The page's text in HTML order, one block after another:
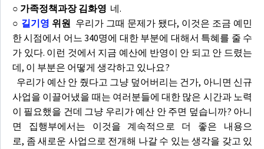
○ 가족정책과장 김화영 네.
○ 길기영 위원 우리가 그때 문제가 됐다, 이것은 조금 예민
한 시점에서 어느 340명에 대한 부분에 대해서 특혜를 줄 수
가 있다. 이런 것에서 지금 예산에 반영이 안 되고 안 드렸는
데, 이 부분은 어떻게 생각하고 있나요?
우리가 예산 안 줬다고 그냥 덮어버리는 건가, 아니면 신규
사업을 이끌어냈을 때는 여러분들에 대한 많은 시간과 노력
이 필요했을 건데 그냥 우리가 예산 안 주면 덮습니까? 아니
면 집행부에서는 이것을 계속적으로 더 좋은 내용으
로, 좀 새로운 사업으로 전개해 나갈 수 있는 생각을 갖고 있